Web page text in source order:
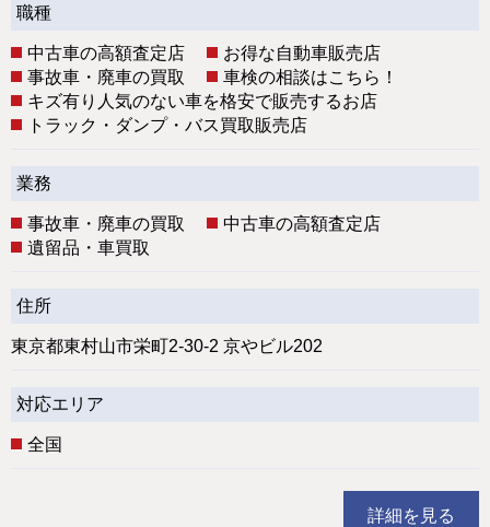
職種
中古車の高額査定店
お得な自動車販売店
事故車・廃車の買取
車検の相談はこちら！
キズ有り人気のない車を格安で販売するお店
トラック・ダンプ・バス買取販売店
業務
事故車・廃車の買取
中古車の高額査定店
遺留品・車買取
住所
東京都東村山市栄町2-30-2 京やビル202
対応エリア
全国
詳細を見る